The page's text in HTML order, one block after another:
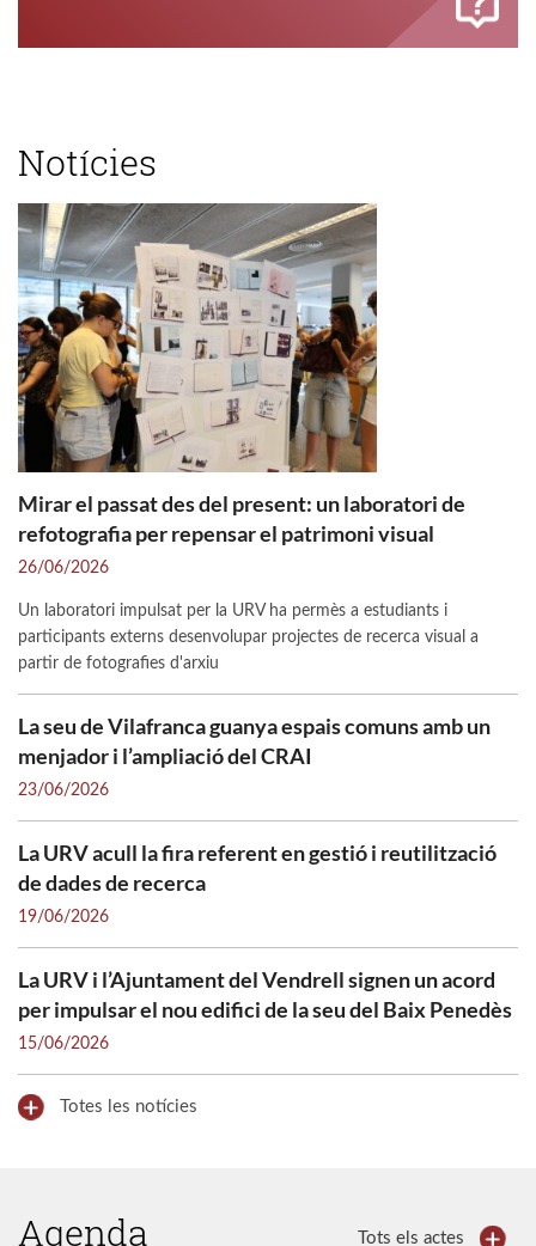
Notícies
Mirar el passat des del present: un laboratori de
refotografia per repensar el patrimoni visual
26/06/2026
Un laboratori impulsat per la URV ha permès a estudiants i
participants externs desenvolupar projectes de recerca visual a
partir de fotografies d'arxiu
La seu de Vilafranca guanya espais comuns amb un
menjador i l’ampliació del CRAI
23/06/2026
La URV acull la fira referent en gestió i reutilització
de dades de recerca
19/06/2026
La URV i l’Ajuntament del Vendrell signen un acord
per impulsar el nou edifici de la seu del Baix Penedès
15/06/2026
Totes les notícies
Agenda Tots els actes